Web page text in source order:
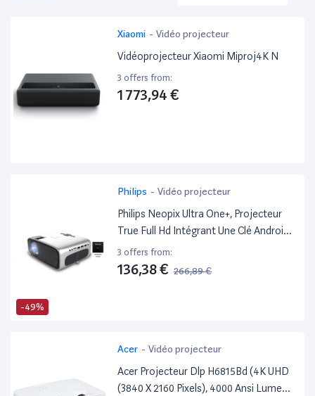
Xiaomi - Vidéo projecteur
Vidéoprojecteur Xiaomi Miproj4K N
3 offers from:
1 773,94 €
-49%
Philips - Vidéo projecteur
Philips Neopix Ultra One+, Projecteur
True Full Hd Intégrant Une Clé Android
TV Et Chromecast, Connecteur Hdmi
3 offers from:
136,38 € 266,89 €
Acer - Vidéo projecteur
Acer Projecteur Dlp H6815Bd (4K UHD
(3840 X 2160 Pixels), 4000 Ansi Lumens,